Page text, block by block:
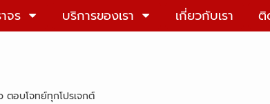
จร บริการของเรา เกี่ยวกับเรา ติ
อบโจทย์ทุกโปรเจกต์